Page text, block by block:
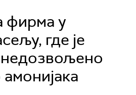
фирма у
где је